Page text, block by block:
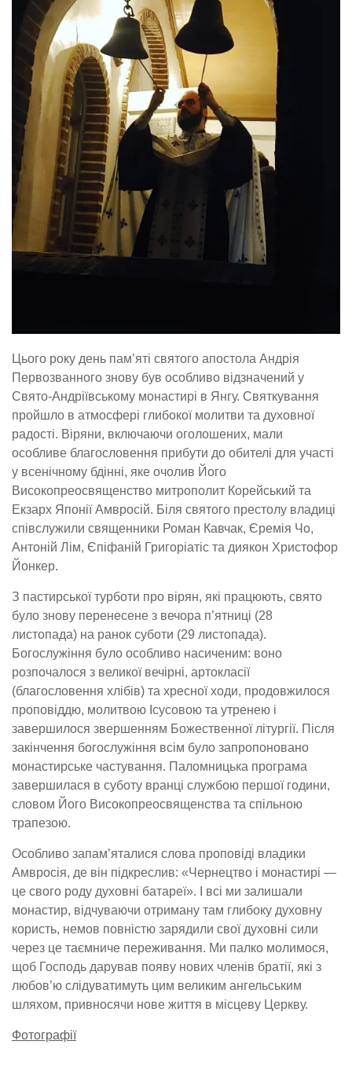
Цього року день пам’яті святого апостола Андрія
Первозванного знову був особливо відзначений у
Свято-Андріївському монастирі в Янгу. Святкування
пройшло в атмосфері глибокої молитви та духовної
радості. Віряни, включаючи оголошених, мали
особливе благословення прибути до обителі для участі
у всенічному бдінні, яке очолив Його
Високопреосвященство митрополит Корейський та
Екзарх Японії Амвросій. Біля святого престолу владиці
співслужили священники Роман Кавчак, Єремія Чо,
Антоній Лім, Єпіфаній Григоріатіс та диякон Христофор
Йонкер.
З пастирської турботи про вірян, які працюють, свято
було знову перенесене з вечора п’ятниці (28
листопада) на ранок суботи (29 листопада).
Богослужіння було особливо насиченим: воно
розпочалося з великої вечірні, артокласії
(благословення хлібів) та хресної ходи, продовжилося
проповіддю, молитвою Ісусовою та утренею і
завершилося звершенням Божественної літургії. Після
закінчення богослужіння всім було запропоновано
монастирське частування. Паломницька програма
завершилася в суботу вранці службою першої години,
словом Його Високопреосвященства та спільною
трапезою.
Особливо запам’яталися слова проповіді владики
Амвросія, де він підкреслив: «Чернецтво і монастирі —
це свого роду духовні батареї». І всі ми залишали
монастир, відчуваючи отриману там глибоку духовну
користь, немов повністю зарядили свої духовні сили
через це таємниче переживання. Ми палко молимося,
щоб Господь дарував появу нових членів братії, які з
любов’ю слідуватимуть цим великим ангельським
шляхом, привносячи нове життя в місцеву Церкву.
Фотографії